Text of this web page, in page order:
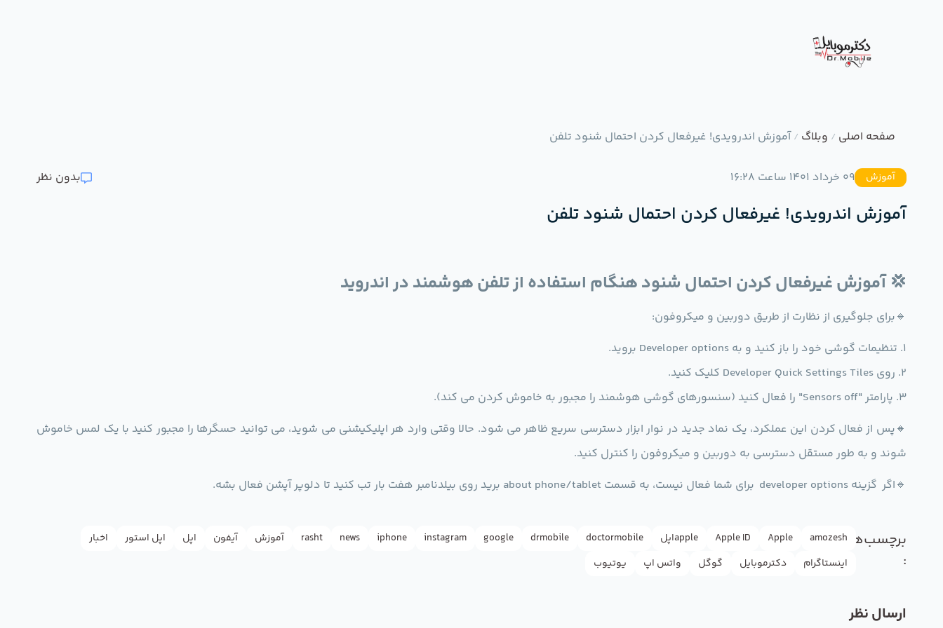
صفحه اصلی / وبلاگ / آموزش اندرویدی! غیرفعال کردن احتمال شنود تلفن
آموزش 09 خرداد 1401 ساعت 16:28 بدون نظر
آموزش اندرویدی! غیرفعال کردن احتمال شنود تلفن
💢 آموزش غیرفعال کردن احتمال شنود هنگام استفاده از تلفن هوشمند در اندروید
🔹برای جلوگیری از نظارت از طریق دوربین و میکروفون:
1. تنظیمات گوشی خود را باز کنید و به Developer options بروید.
2. روی Developer Quick Settings Tiles کلیک کنید.
3. پارامتر "Sensors off" را فعال کنید (سنسورهای گوشی هوشمند را مجبور به خاموش کردن می کند).
🔸پس از فعال کردن این عملکرد، یک نماد جدید در نوار ابزار دسترسی سریع ظاهر می شود. حالا وقتی وارد هر اپلیکیشنی می شوید، می توانید حسگرها را مجبور کنید با یک لمس خاموش
شوند و به طور مستقل دسترسی به دوربین و میکروفون را کنترل کنید.
🔹اگر گزینه developer options برای شما فعال نیست، به قسمت about phone/tablet برید روی بیلدنامبر هفت بار تب کنید تا دلوپر آپشن فعال بشه.
برچسب‌ها
:
amozesh
Apple
Apple ID appleاپل doctormobile
drmobile
google
instagram
iphone
news
rasht آموزش آیفون اپل اپل استور
اخبار
اینستاگرام
دکترموبایل گوگل واتس اپ یوتیوب
ارسال نظر